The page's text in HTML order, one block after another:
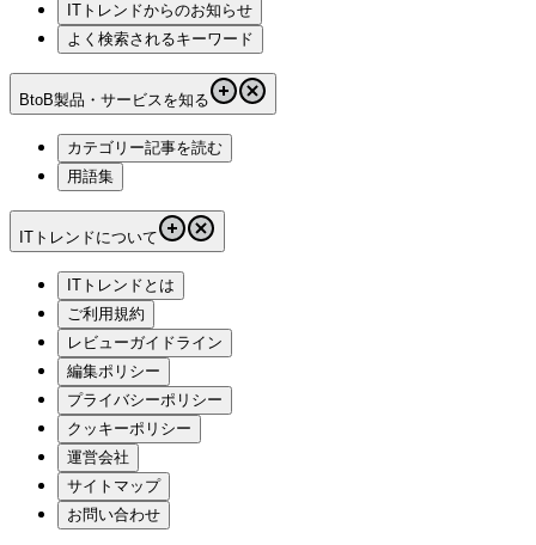
ITトレンドからのお知らせ
よく検索されるキーワード
BtoB製品・サービスを知る
カテゴリー記事を読む
用語集
ITトレンドについて
ITトレンドとは
ご利用規約
レビューガイドライン
編集ポリシー
プライバシーポリシー
クッキーポリシー
運営会社
サイトマップ
お問い合わせ